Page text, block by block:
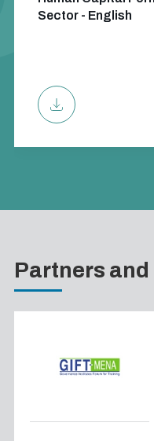
Sector - English
Partners